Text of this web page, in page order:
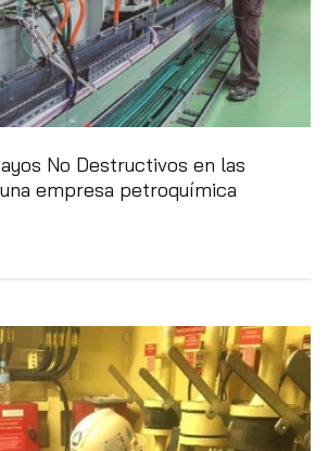
No Destructivos en las
empresa petroquímica